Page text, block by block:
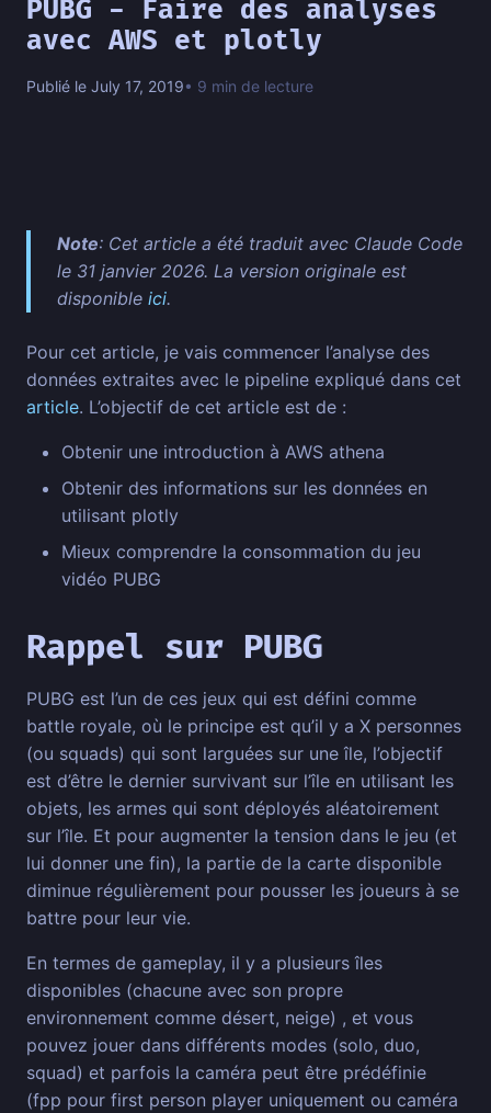
PUBG - Faire des analyses
avec AWS et plotly
Publié le July 17, 2019• 9 min de lecture
Note: Cet article a été traduit avec Claude Code
le 31 janvier 2026. La version originale est
disponible ici.
Pour cet article, je vais commencer l’analyse des
données extraites avec le pipeline expliqué dans cet
article. L’objectif de cet article est de :
Obtenir une introduction à AWS athena
Obtenir des informations sur les données en
utilisant plotly
Mieux comprendre la consommation du jeu
vidéo PUBG
Rappel sur PUBG
PUBG est l’un de ces jeux qui est défini comme
battle royale, où le principe est qu’il y a X personnes
(ou squads) qui sont larguées sur une île, l’objectif
est d’être le dernier survivant sur l’île en utilisant les
objets, les armes qui sont déployés aléatoirement
sur l’île. Et pour augmenter la tension dans le jeu (et
lui donner une fin), la partie de la carte disponible
diminue régulièrement pour pousser les joueurs à se
battre pour leur vie.
En termes de gameplay, il y a plusieurs îles
disponibles (chacune avec son propre
environnement comme désert, neige) , et vous
pouvez jouer dans différents modes (solo, duo,
squad) et parfois la caméra peut être prédéfinie
(fpp pour first person player uniquement ou caméra